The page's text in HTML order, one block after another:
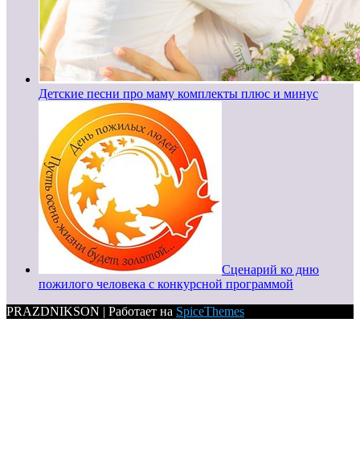
Детские песни про маму комплекты плюс и минус
Сценарий ко дню
пожилого человека с конкурсной программой
PRAZDNIKSON | Работает на SpiceThemes